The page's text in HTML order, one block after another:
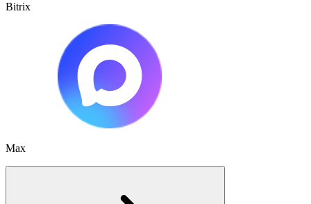
Bitrix
Max